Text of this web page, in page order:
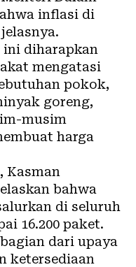
inflasi di
ini diharapkan
mengatasi
pokok,
goreng,
musim
harga
Kasman
bahwa
di seluruh
16.200 paket.
dari upaya
ketersediaan